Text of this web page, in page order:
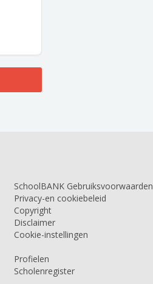
SchoolBANK Gebruiksvoorwaarden
Privacy-en cookiebeleid
Copyright
Disclaimer
Cookie-instellingen
Profielen
Scholenregister